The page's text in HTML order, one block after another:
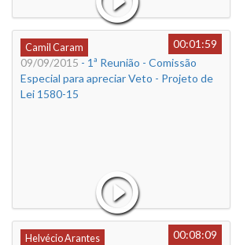
Camil Caram
00:01:59
09/09/2015 - 1ª Reunião - Comissão
Especial para apreciar Veto - Projeto de
Lei 1580-15
Helvécio Arantes
00:08:09